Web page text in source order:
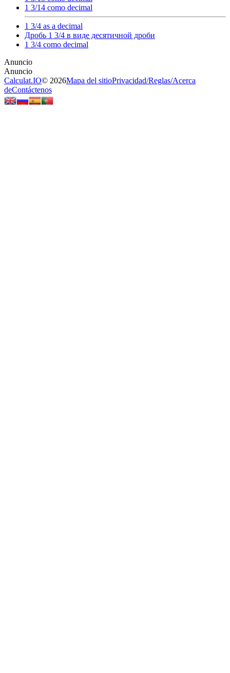
1 3/14 como decimal
1 3/4 as a decimal
Дробь 1 3/4 в виде десятичной дроби
1 3/4 como decimal
Calculat.IO© 2026Mapa del sitioPrivacidad/Reglas/Acerca
deContáctenos